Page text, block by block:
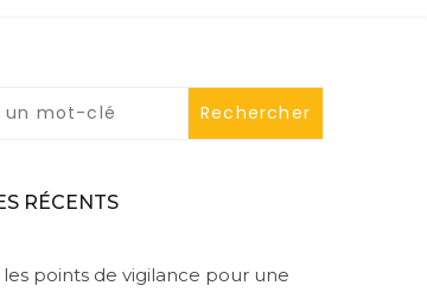
RÉCENTS
les points de vigilance pour une